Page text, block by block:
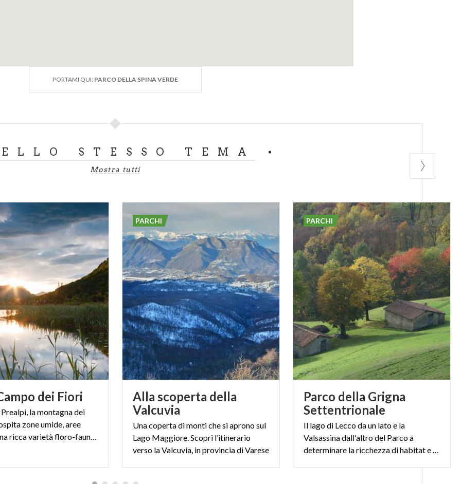
PORTAMI QUI: PARCO DELLA SPINA VERDE
STESSO TEMA
Mostra tutti
dei Fiori
la montagna dei
zone umide, aree
naturali e una ricca varietà floro-faunistica
Alla scoperta della
Valcuvia
Una coperta di monti che si aprono sul
Lago Maggiore. Scopri l’itinerario
verso la Valcuvia, in provincia di Varese
PARCHI
Parco della Grigna
Settentrionale
Il lago di Lecco da un lato e la
Valsassina dall'altro del Parco a
determinare la ricchezza di habitat e fauna
PARCHI